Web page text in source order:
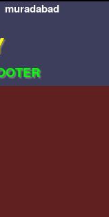
muradabad